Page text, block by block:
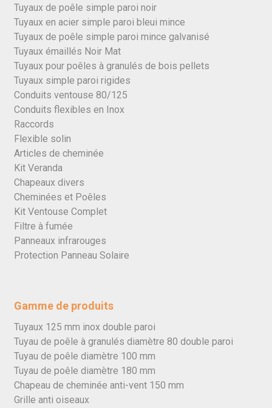
Tuyaux de poêle simple paroi noir
Tuyaux en acier simple paroi bleui mince
Tuyaux de poêle simple paroi mince galvanisé
Tuyaux émaillés Noir Mat
Tuyaux pour poêles à granulés de bois pellets
Tuyaux simple paroi rigides
Conduits ventouse 80/125
Conduits flexibles en Inox
Raccords
Flexible solin
Articles de cheminée
Kit Veranda
Chapeaux divers
Cheminées et Poêles
Kit Ventouse Complet
Filtre à fumée
Panneaux infrarouges
Protection Panneau Solaire
Gamme de produits
Tuyaux 125 mm inox double paroi
Tuyau de poêle à granulés diamètre 80 double paroi
Tuyau de poêle diamètre 100 mm
Tuyau de poêle diamètre 180 mm
Chapeau de cheminée anti-vent 150 mm
Grille anti oiseaux